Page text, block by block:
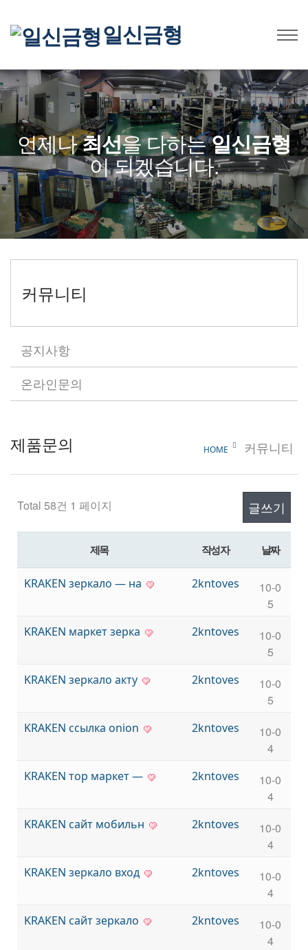
일신금형
언제나최선을 다하는일신금형
이 되겠습니다.
커뮤니티
공지사항
온라인문의
제품문의 HOME 커뮤니티
Total 58건 1 페이지 글쓰기
제목 작성자 날짜
KRAKEN зеркало — на 2kntoves
10-0
5
KRAKEN маркет зерка 2kntoves
10-0
5
KRAKEN зеркало акту 2kntoves
10-0
5
KRAKEN ссылка onion 2kntoves
10-0
4
KRAKEN тор маркет — 2kntoves
10-0
4
KRAKEN сайт мобильн 2kntoves
10-0
4
KRAKEN зеркало вход 2kntoves
10-0
4
KRAKEN сайт зеркало 2kntoves
10-0
4